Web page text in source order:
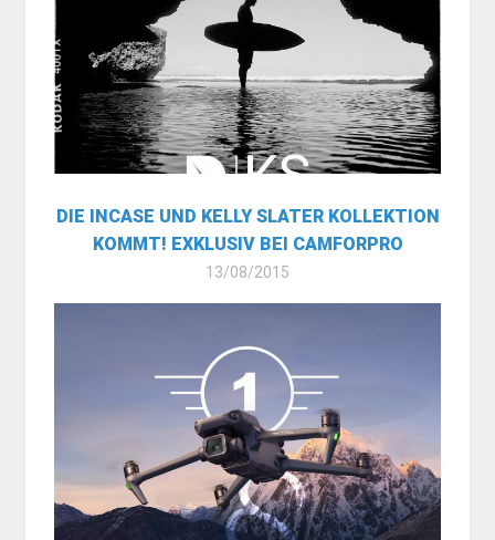
DIE INCASE UND KELLY SLATER KOLLEKTION
KOMMT! EXKLUSIV BEI CAMFORPRO
13/08/2015